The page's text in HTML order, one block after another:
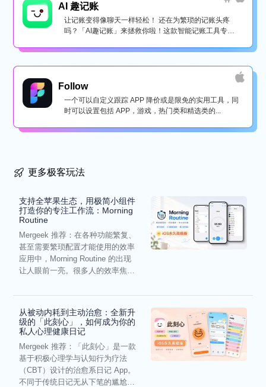
AI 趣记账
让记账变得像聊天一样轻松！ 还在为繁琐的记账头疼
吗？「AI趣记账」来拯救你啦！这款智能记账工具专为
Follow
一个可以自定义跟踪 APP 降价或是限免的实用工具，同
时可以设置包括 APP，游戏，热门类和精选类的...
更多极客玩法
支持全苹果生态，用极简小组件
打造你的专注工作流：Morning
Routine
Mergeek 推荐：在各种功能繁复、
甚至需要繁琐配置才能使用的效率
应用中，Morning Routine 的出现
让人眼前一亮。很多人的效率焦
从被动内耗到主动治愈：全新升
级的「此刻心」，如何成为你的
私人心理健康日记
Mergeek 推荐：「此刻心」是一款
基于积极心理学与认知行为疗法
（CBT）设计的治愈系日记 App。
不同于传统日记无从下笔的尴尬，